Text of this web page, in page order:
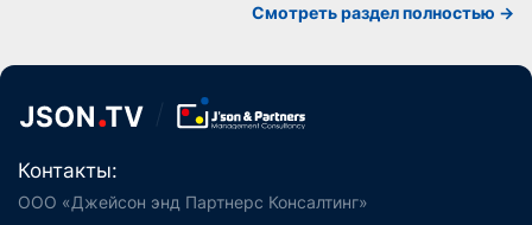
Смотреть раздел полностью ->
Контакты:
ООО «Джейсон энд Партнерс Консалтинг»